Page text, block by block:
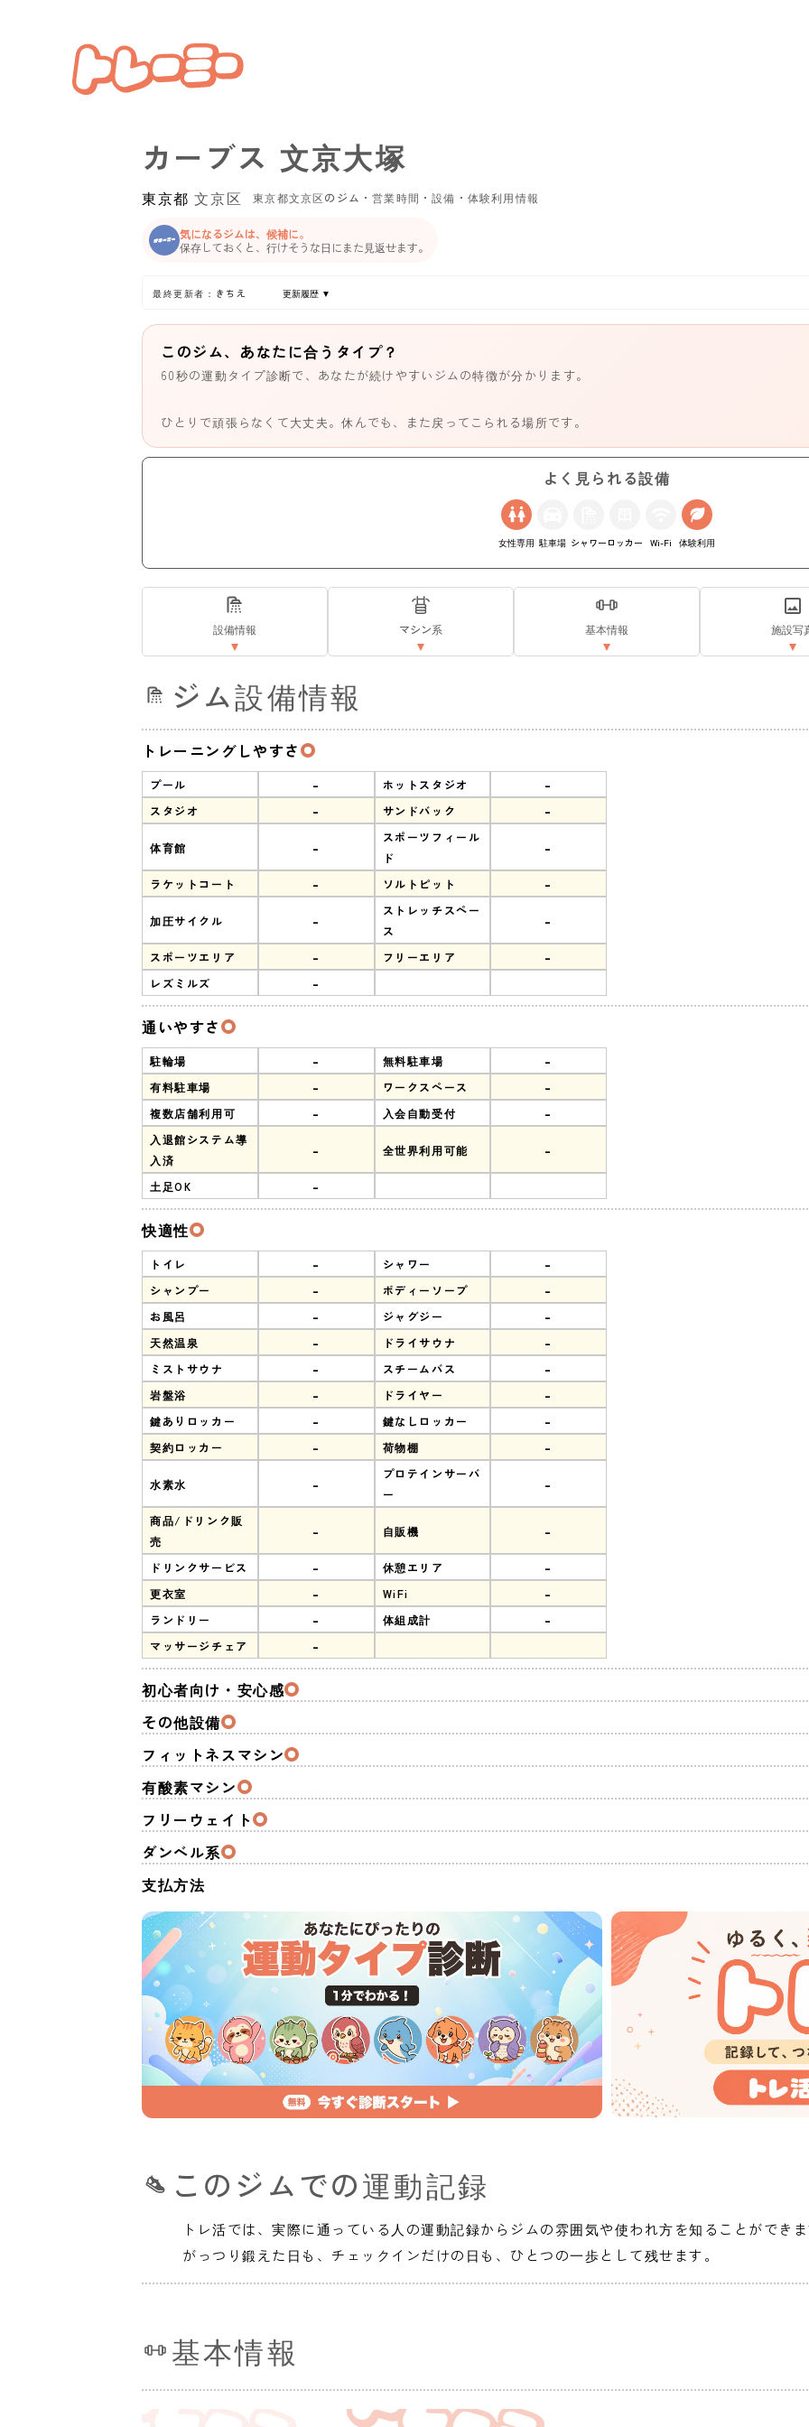
カーブス 文京大塚
東京都 文京区 東京都文京区のジム・営業時間・設備・体験利用情報
気になるジムは、候補に。
保存しておくと、行けそうな日にまた見返せます。
最終更新者：きちえ 更新履歴 ▼
このジム、あなたに合うタイプ？
60秒の運動タイプ診断で、あなたが続けやすいジムの特徴が分かります。
ひとりで頑張らなくて大丈夫。休んでも、また戻ってこられる場所です。
よく見られる設備
女性専用 駐車場 シャワー ロッカー Wi-Fi 体験利用
設備情報 マシン系 基本情報 施設写
ジム設備情報
トレーニングしやすさ
プール - ホットスタジオ -
スタジオ - サンドバック -
体育館 -
スポーツフィール
ド
-
ラケットコート - ソルトピット -
加圧サイクル -
ストレッチスペー
ス
-
スポーツエリア - フリーエリア -
レズミルズ -
通いやすさ
駐輪場 - 無料駐車場 -
有料駐車場 - ワークスペース -
複数店舗利用可 - 入会自動受付 -
入退館システム導
入済
- 全世界利用可能 -
土足OK -
快適性
トイレ - シャワー -
シャンプー - ボディーソープ -
お風呂 - ジャグジー -
天然温泉 - ドライサウナ -
ミストサウナ - スチームバス -
岩盤浴 - ドライヤー -
鍵ありロッカー - 鍵なしロッカー -
契約ロッカー - 荷物棚 -
水素水 -
プロテインサーバ
ー
-
商品/ドリンク販
売
- 自販機 -
ドリンクサービス - 休憩エリア -
更衣室 - WiFi -
ランドリー - 体組成計 -
マッサージチェア -
初心者向け・安心感
その他設備
フィットネスマシン
有酸素マシン
フリーウェイト
ダンベル系
支払方法
このジムでの運動記録
トレ活では、実際に通っている人の運動記録からジムの雰囲気や使われ方を知ることができ
がっつり鍛えた日も、チェックインだけの日も、ひとつの一歩として残せます。
基本情報